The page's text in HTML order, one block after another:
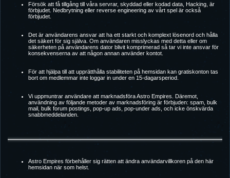
Försök att få tillgång till våra servrar, skyddad eller kodad data, Hacking, är
förbjudet. Nedbrytning eller reverse engineering av vårt spel är också
förbjudet.
Det är användarens ansvar att ha ett starkt och komplext lösenord och hålla
det säkert för sig själva. Om användaren misslyckas med detta eller om
säkerheten på användarens dator blivit komprimerad så tar vi inte ansvar för
konsekvenserna av att någon annan använder kontot.
För att hjälpa till att upprätthålla stabiliteten på hemsidan kan gratiskonton tas
bort om medlemmar inte loggar in under en 15-dagarsperiod.
Vi uppmuntrar användare att marknadsföra Astro Empires. Däremot,
användning av följande metoder av marknadsföring är förbjuden: spam, bulk
mail, bulk forum postings, pop-up ads, pop-under ads, och icke önskvärda
snabbmeddelanden.
Astro Empires förbehåller sig rätten att ändra användarvillkoren på den här
hemsidan när som helst.